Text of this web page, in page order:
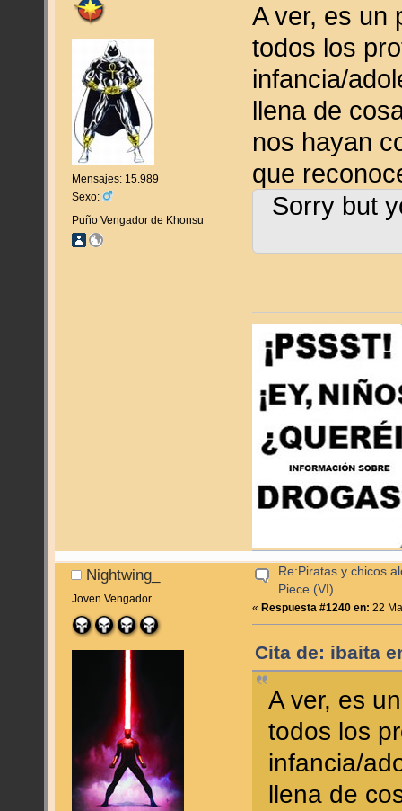
Mensajes: 15.989
Sexo:
Puño Vengador de Khonsu
A ver, es un
todos los
infancia/
llena de
nos hayan
que
Sorry but
Nightwing_
Joven Vengador
Re:Piratas y chicos
Piece (VI)
«Respuesta #1240 en: 22
Cita de: ibaita
A ver, es
todos los
infancia/
llena de